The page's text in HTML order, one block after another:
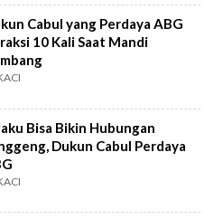
Cabul yang Perdaya ABG
10 Kali Saat Mandi
Bisa Bikin Hubungan
Dukun Cabul Perdaya